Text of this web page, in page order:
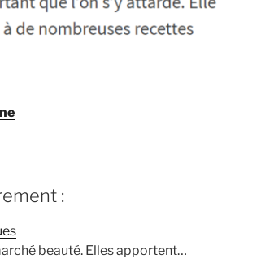
:
beauté. Elles apportent…